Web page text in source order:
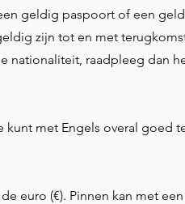
geldig paspoort of een
zijn tot en met
nationaliteit, raadpleeg dan
kunt met Engels overal goed
euro (€). Pinnen kan met